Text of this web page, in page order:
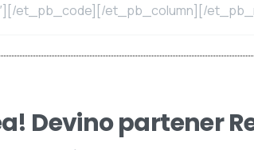
et_pb_code][/et_pb_column][/
Devino partener